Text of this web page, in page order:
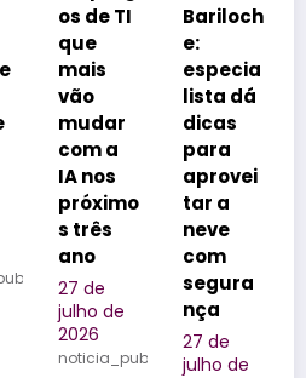
TI
Bariloch
e:
especia
lista dá
dicas
para
aprovei
tar a
neve
com
segura
nça
27 de
julho de
coloca
polis na
vitrine
dos
realizad
ores de
eventos
do
Brasil
25 de
julho de
2026